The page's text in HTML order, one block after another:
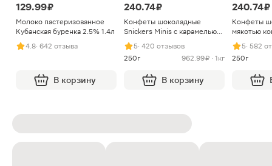
129.99 ₽
Молоко пастеризованное
Кубанская буренка 2.5% 1.4л
4.8· 642 отзыва
В корзину
240.74 ₽
Конфеты шоколадные
Snickers Minis с карамелью
арахисом и нугой
5· 420 отзывов
250г
962.99 ₽ · 1кг
В корзину
240.74 ₽
Конфеты
мякотью
5· 582
250г